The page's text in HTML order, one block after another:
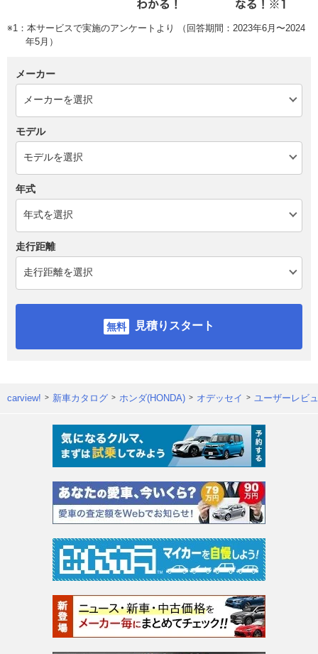
※1：本サービスで実施のアンケートより （回答期間：2023年6月〜2024
年5月）
メーカー
モデル
年式
走行距離
見積りスタート
carview! 新車カタログ ホンダ(HONDA) オデッセイ ユーザーレビ